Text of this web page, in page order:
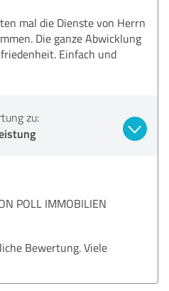
mal die Dienste von Herrn
Die ganze Abwicklung
Einfach und
zu:
POLL IMMOBILIEN
Bewertung. Viele